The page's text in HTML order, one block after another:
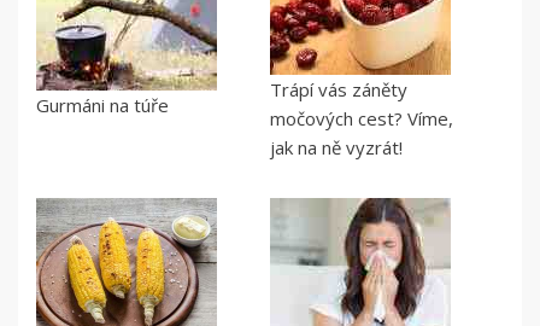
Gurmáni na túře
Trápí vás záněty
močových cest? Víme,
jak na ně vyzrát!